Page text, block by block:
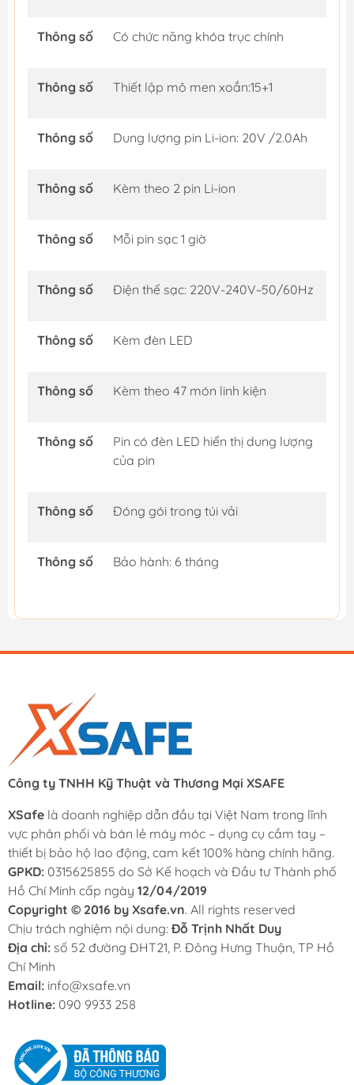
Thông số Có chức năng khóa trục chính
Thông số Thiết lập mô men xoắn:15+1
Thông số Dung lượng pin Li-ion: 20V /2.0Ah
Thông số Kèm theo 2 pin Li-ion
Thông số Mỗi pin sạc 1 giờ
Thông số Điện thế sạc: 220V-240V~50/60Hz
Thông số Kèm đèn LED
Thông số Kèm theo 47 món linh kiện
Thông số
Pin có đèn LED hiển thị dung lượng
của pin
Thông số Đóng gói trong túi vải
Thông số Bảo hành: 6 tháng
Công ty TNHH Kỹ Thuật và Thương Mại XSAFE
XSafe là doanh nghiệp dẫn đầu tại Việt Nam trong lĩnh
vực phân phối và bán lẻ máy móc – dụng cụ cầm tay –
thiết bị bảo hộ lao động, cam kết 100% hàng chính hãng.
GPKD: 0315625855 do Sở Kế hoạch và Đầu tư Thành phố
Hồ Chí Minh cấp ngày 12/04/2019
Copyright © 2016 by Xsafe.vn. All rights reserved
Chịu trách nghiệm nội dung: Đỗ Trịnh Nhất Duy
Địa chỉ: số 52 đường ĐHT21, P. Đông Hưng Thuận, TP Hồ
Chí Minh
Email: info@xsafe.vn
Hotline: 090 9933 258